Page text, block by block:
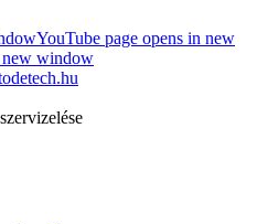
YouTube page opens in new
new window